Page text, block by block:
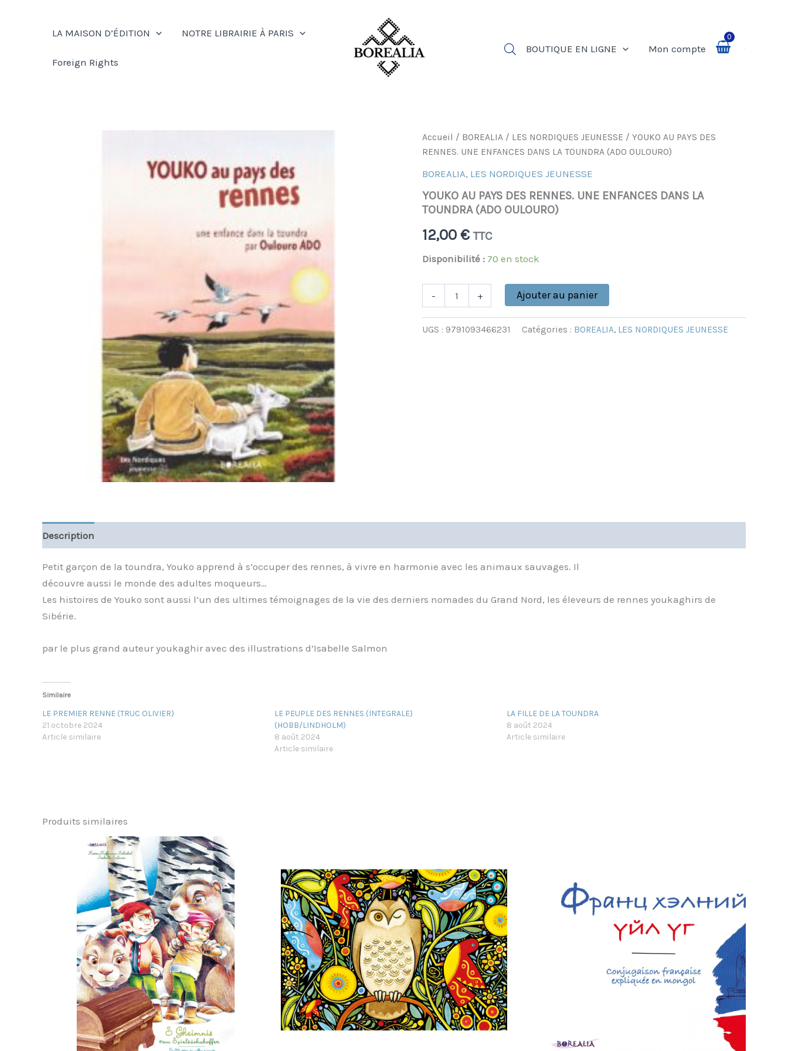
LA MAISON D’ÉDITION NOTRE LIBRAIRIE À PARIS
Foreign Rights
BOUTIQUE EN LIGNE Mon compte
0
Accueil / BOREALIA / LES NORDIQUES JEUNESSE / YOUKO AU PAYS DES
RENNES. UNE ENFANCES DANS LA TOUNDRA (ADO OULOURO)
BOREALIA, LES NORDIQUES JEUNESSE
YOUKO AU PAYS DES RENNES. UNE ENFANCES DANS LA
TOUNDRA (ADO OULOURO)
12,00 € TTC
Disponibilité : 70 en stock
-
quantité
de
AU
DES
RENNES.
ENFANCES
DANS
TOUNDRA
OULOURO)
+ Ajouter au panier
UGS : 9791093466231 Catégories : BOREALIA, LES NORDIQUES JEUNESSE
Description
Petit garçon de la toundra, Youko apprend à s’occuper des rennes, à vivre en harmonie avec les animaux sauvages. Il
découvre aussi le monde des adultes moqueurs…
Les histoires de Youko sont aussi l’un des ultimes témoignages de la vie des derniers nomades du Grand Nord, les éleveurs de rennes youkaghirs de
Sibérie.
par le plus grand auteur youkaghir avec des illustrations d’Isabelle Salmon
Similaire
LE PREMIER RENNE (TRUC OLIVIER)
21 octobre 2024
Article similaire
LE PEUPLE DES RENNES (INTEGRALE)
(HOBB/LINDHOLM)
8 août 2024
Article similaire
LA FILLE DE LA TOUNDRA
8 août 2024
Article similaire
Produits similaires